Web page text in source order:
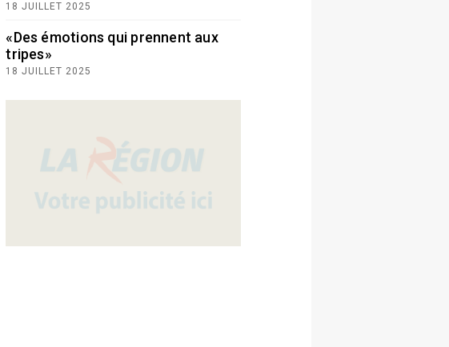
18 JUILLET 2025
«Des émotions qui prennent aux
tripes»
18 JUILLET 2025